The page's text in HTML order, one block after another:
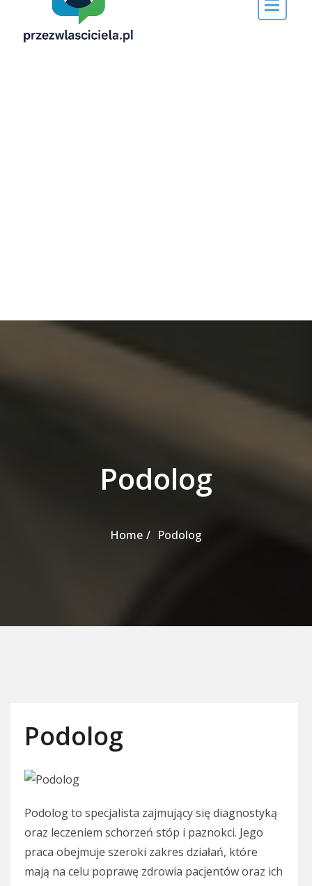
Podolog
Home Podolog
Podolog
Podolog to specjalista zajmujący się diagnostyką
oraz leczeniem schorzeń stóp i paznokci. Jego
praca obejmuje szeroki zakres działań, które
mają na celu poprawę zdrowia pacjentów oraz ich